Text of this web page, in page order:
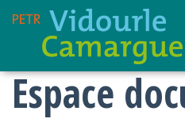
Espace